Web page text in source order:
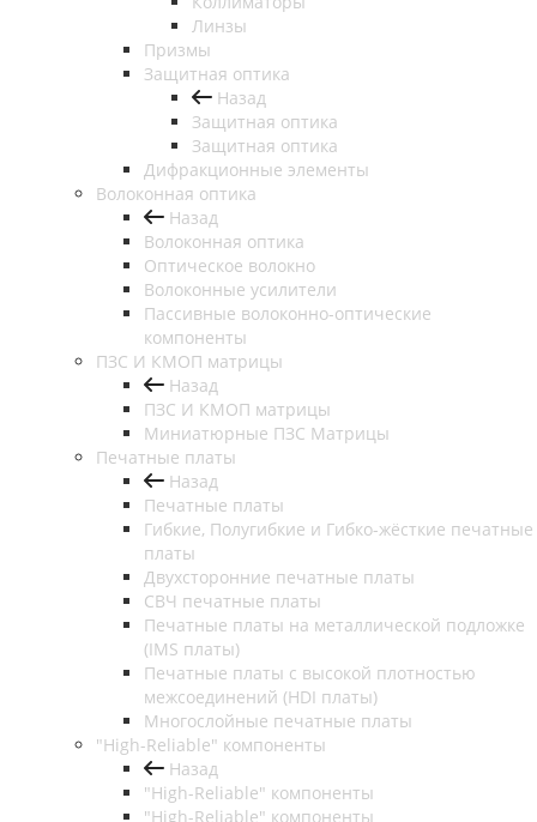
Линзы
Призмы
Защитная оптика
Назад
Защитная оптика
Защитная оптика
Дифракционные элементы
Волоконная оптика
Назад
Волоконная оптика
Оптическое волокно
Волоконные усилители
Пассивные волоконно-оптические
компоненты
ПЗС И КМОП матрицы
Назад
ПЗС И КМОП матрицы
Миниатюрные ПЗС Матрицы
Печатные платы
Назад
Печатные платы
Гибкие, Полугибкие и Гибко-жёсткие печатные
платы
Двухсторонние печатные платы
СВЧ печатные платы
Печатные платы на металлической подложке
(IMS платы)
Печатные платы с высокой плотностью
межсоединений (HDI платы)
Многослойные печатные платы
"High-Reliable" компоненты
Назад
"High-Reliable" компоненты
"High-Reliable" компоненты